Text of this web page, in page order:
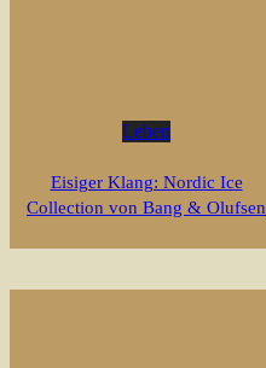
Leben
Eisiger Klang: Nordic Ice
Collection von Bang & Olufsen